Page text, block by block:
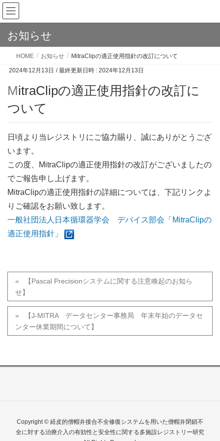
お知らせ
HOME お知らせ MitraClipの適正使用指針の改訂について
2024年12月13日 / 最終更新日時 : 2024年12月13日
MitraClipの適正使用指針の改訂に
ついて
日頃より当レジストリにご協力賜り、誠にありがとうござ
います。
この度、MitraClipの適正使用指針の改訂がございましたの
でご報告申し上げます。
MitraClipの適正使用指針の詳細については、下記リンクよ
りご確認をお願い致します。
一般社団法人日本循環器学会 デバイス部会「MitraClipの
適正使用指針」
【Pascal Precisionシステムに関する注意喚起のお知ら
せ】
【J-MITRA データセンター事務局 年末年始のデータセ
ンター休業期間について】
Copyright © 経皮的僧帽弁接合不全修復システムを用いた僧帽弁閉鎖不
全に対する治療介入の有効性と安全性に関する多施設レジストリー研究